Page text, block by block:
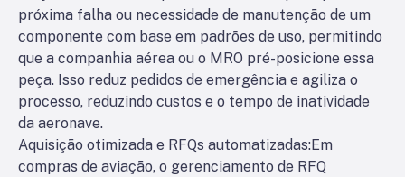
próxima falha ou necessidade de manutenção de um
componente com base em padrões de uso, permitindo
que a companhia aérea ou o MRO pré-posicione essa
peça. Isso reduz pedidos de emergência e agiliza o
processo, reduzindo custos e o tempo de inatividade
da aeronave.
Aquisição otimizada e RFQs automatizadas:Em
compras de aviação, o gerenciamento de RFQ